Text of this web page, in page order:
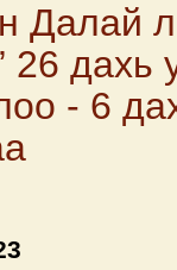
Далай
дахь
- 6